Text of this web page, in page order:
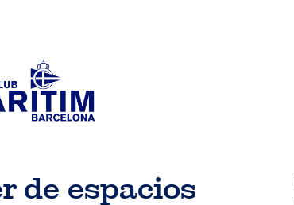
de espacios